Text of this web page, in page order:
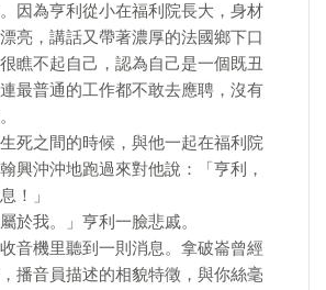
因為亨利從小在福利院長大，身材
亮，講話又帶著濃厚的法國鄉下口
瞧不起自己，認為自己是一個既丑
最普通的工作都不敢去應聘，沒有
死之間的時候，與他一起在福利院
興沖沖地跑過來對他說：「亨利，
！」
於我。」亨利一臉悲戚。
收音機里聽到一則消息。拿破崙曾經
播音員描述的相貌特徵，與你絲毫